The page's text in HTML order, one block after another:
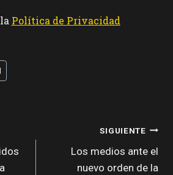
Política de Privacidad
SIGUIENTE
Los medios ante el
nuevo orden de la